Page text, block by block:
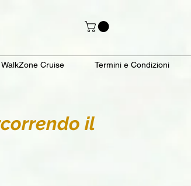
WalkZone Cruise Termini e Condizioni
il